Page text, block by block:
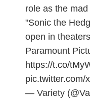
role as the
"Sonic the
open in
Paramount
https://t.co/
pic.twitter.com/
— Variety